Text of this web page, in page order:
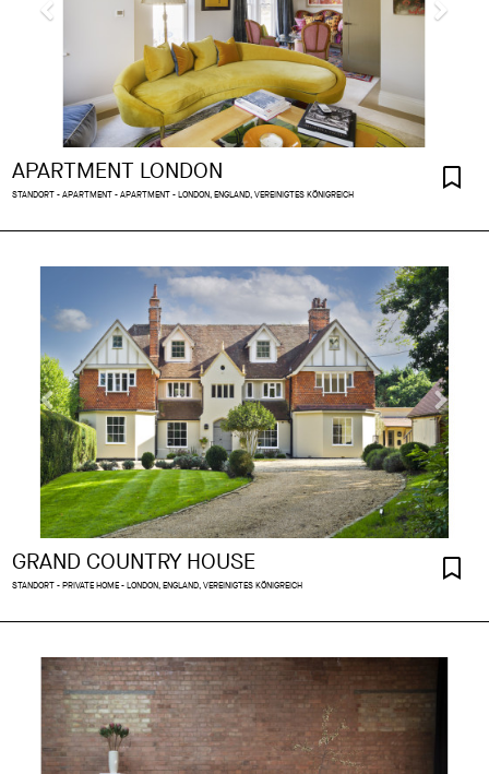
APARTMENT LONDON
STANDORT - APARTMENT - APARTMENT - LONDON, ENGLAND, VEREINIGTES KÖNIGREICH
GRAND COUNTRY HOUSE
STANDORT - PRIVATE HOME - LONDON, ENGLAND, VEREINIGTES KÖNIGREICH